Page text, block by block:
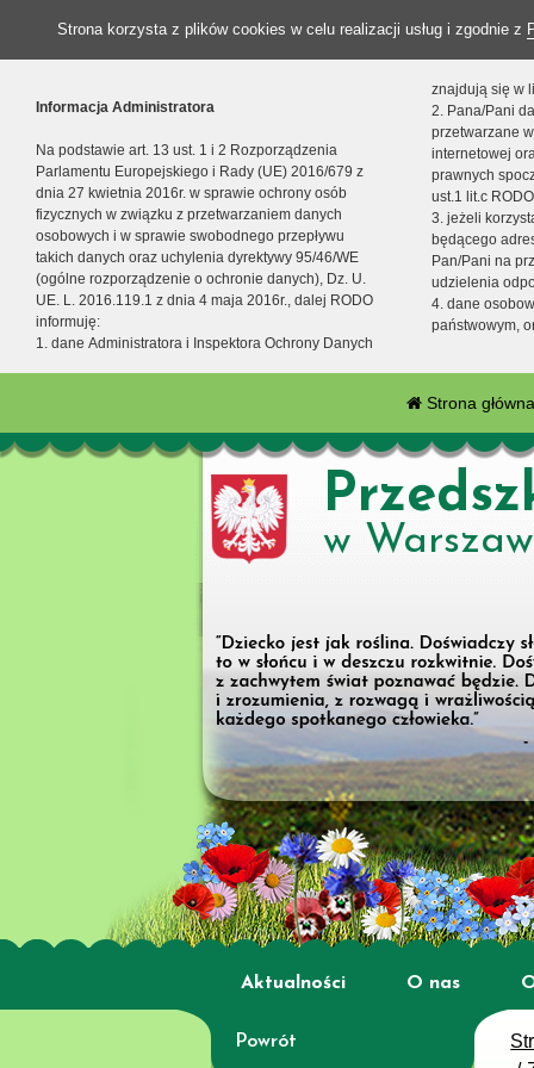
Strona korzysta z plików cookies w celu realizacji usług i zgodnie z
Informacja Administratora
Na podstawie art. 13 ust. 1 i 2 Rozporządzenia
Parlamentu Europejskiego i Rady (UE) 2016/679 z
dnia 27 kwietnia 2016r. w sprawie ochrony osób
fizycznych w związku z przetwarzaniem danych
osobowych i w sprawie swobodnego przepływu
takich danych oraz uchylenia dyrektywy 95/46/WE
(ogólne rozporządzenie o ochronie danych), Dz. U.
UE. L. 2016.119.1 z dnia 4 maja 2016r., dalej RODO
informuję:
1. dane Administratora i Inspektora Ochrony Danych
znajdują się w
2. Pana/Pani
przetwarzane
internetowej
prawnych
ust.1 lit.c
3. jeżeli
będącego
Pan/Pani na
udzielenia
4. dane
państwowym,
Strona główna
w
Aktualności O nas
Powrót